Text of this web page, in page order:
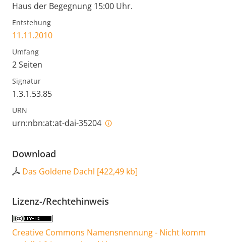
Haus der Begegnung 15:00 Uhr.
Entstehung
11.11.2010
Umfang
2 Seiten
Signatur
1.3.1.53.85
URN
urn:nbn:at:at-dai-35204
Download
Das Goldene Dachl [422,49 kb]
Lizenz-/Rechtehinweis
Creative Commons Namensnennung - Nicht komm